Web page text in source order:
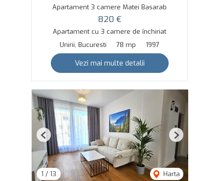
Apartament 3 camere Matei Basarab
820 €
Apartament cu 3 camere de închiriat
Unirii, Bucuresti
78 mp 1997
Vezi mai multe detalii
1 / 13 Harta
Previous Next